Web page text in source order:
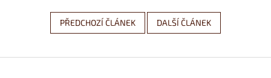
PŘEDCHOZÍ ČLÁNEK DALŠÍ ČLÁNEK